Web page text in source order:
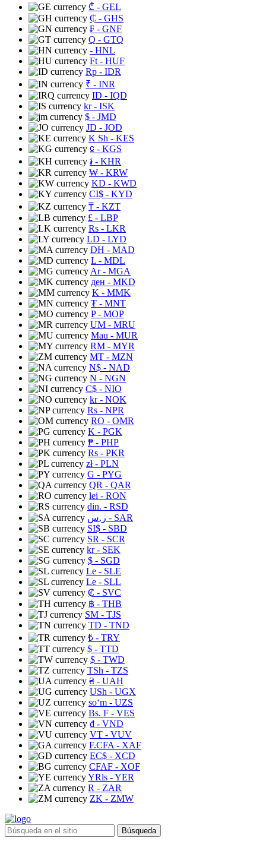
₾ - GEL
₵ - GHS
₣ - GNF
Q - GTQ
- HNL
Ft - HUF
Rp - IDR
₹ - INR
ID - IQD
kr- ISK
$ - JMD
JD - JOD
K Sh - KES
⃀ - KGS
៛ - KHR
₩ - KRW
KD - KWD
CI$ - KYD
₸ - KZT
£ - LBP
Rs - LKR
LD - LYD
DH - MAD
L - MDL
Ar- MGA
ден - MKD
K - MMK
₮ - MNT
P- MOP
UM - MRU
Mau - MUR
RM - MYR
MT - MZN
N$ - NAD
N - NGN
C$ - NIO
kr- NOK
Rs - NPR
RO - OMR
K - PGK
₱ - PHP
Rs - PKR
zł- PLN
G - PYG
QR - QAR
lei - RON
din. - RSD
ر.س - SAR
SI$ - SBD
SR - SCR
kr- SEK
$ - SGD
Le - SLE
Le - SLL
₡ - SVC
฿ - THB
ЅМ - TJS
TD - TND
₺ - TRY
$ - TTD
$ - TWD
TSh - TZS
₴ - UAH
USh - UGX
soʻm - UZS
Bs. F - VES
₫ - VND
VT - VUV
F.CFA - XAF
EC$ - XCD
CFAF - XOF
YRls - YER
R - ZAR
ZK - ZMW
Búsqueda